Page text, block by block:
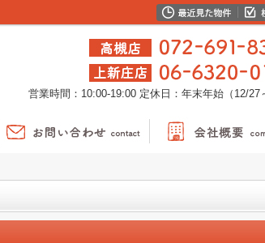
営業時間：10:00-19:00 定休日：年末年始（12/27